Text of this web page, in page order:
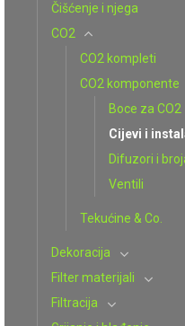
Čišćenje i njega
CO2
CO2 kompleti
CO2 komponente
Boce za CO2
Cijevi i
Difuzori i
Ventili
Tekućine & Co.
Dekoracija
Filter materijali
Filtracija